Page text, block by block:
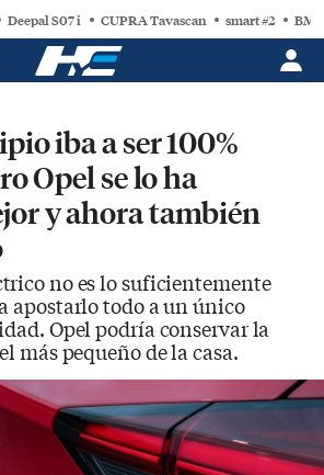
Deepal S07 i CUPRA Tavascan smart #2
iba a ser 100%
Opel se lo ha
y ahora también
no es lo suficientemente
apostarlo todo a un único
Opel podría conservar la
más pequeño de la casa.